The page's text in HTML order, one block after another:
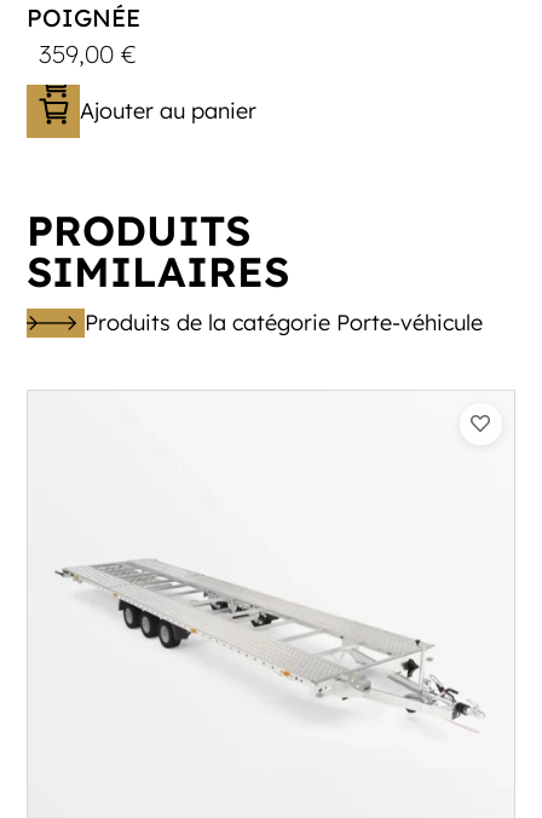
POIGNÉE
359,00€
Ajouter au panier
PRODUITS
SIMILAIRES
Produits de la catégorie Porte-véhicule